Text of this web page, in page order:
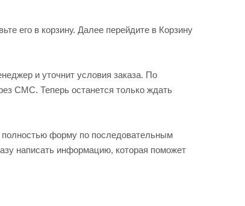
его в корзину. Далее перейдите в Корзину
и уточнит условия заказа. По
СМС. Теперь останется только ждать
форму по последовательным
написать информацию, которая поможет